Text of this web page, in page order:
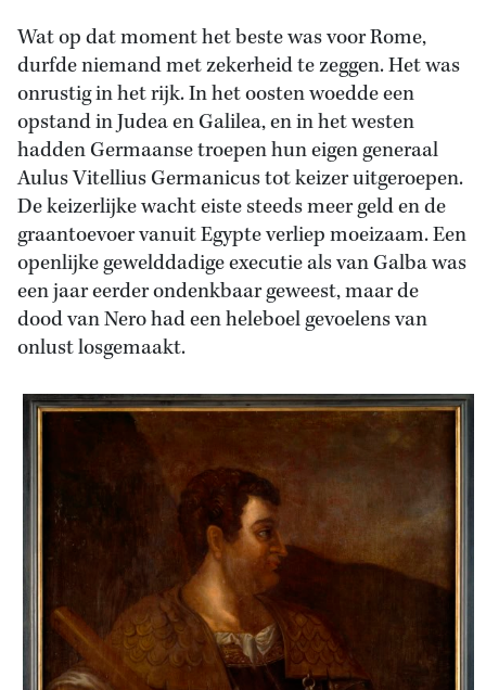
Wat op dat moment het beste was voor Rome,
durfde niemand met zekerheid te zeggen. Het was
onrustig in het rijk. In het oosten woedde een
opstand in Judea en Galilea, en in het westen
hadden Germaanse troepen hun eigen generaal
Aulus Vitellius Germanicus tot keizer uitgeroepen.
De keizerlijke wacht eiste steeds meer geld en de
graantoevoer vanuit Egypte verliep moeizaam. Een
openlijke gewelddadige executie als van Galba was
een jaar eerder ondenkbaar geweest, maar de
dood van Nero had een heleboel gevoelens van
onlust losgemaakt.